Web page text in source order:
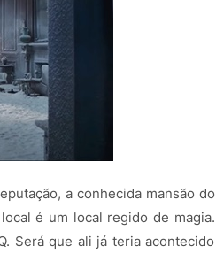
a conhecida mansão do
é um local regido de magia.
Será que ali já teria acontecido